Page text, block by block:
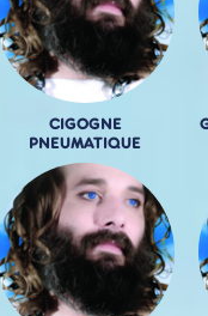
CIGOGNE
PNEUMATIQUE